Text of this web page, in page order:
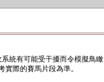
統有可能受干擾而令模擬鳥瞰
際的賽馬片段為準。